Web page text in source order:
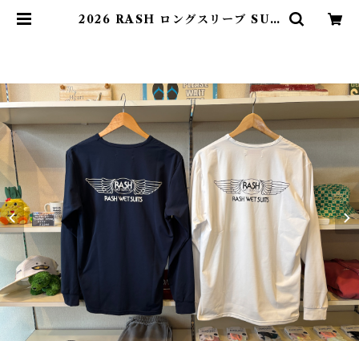
2026 RASH ロングスリーブ SUR